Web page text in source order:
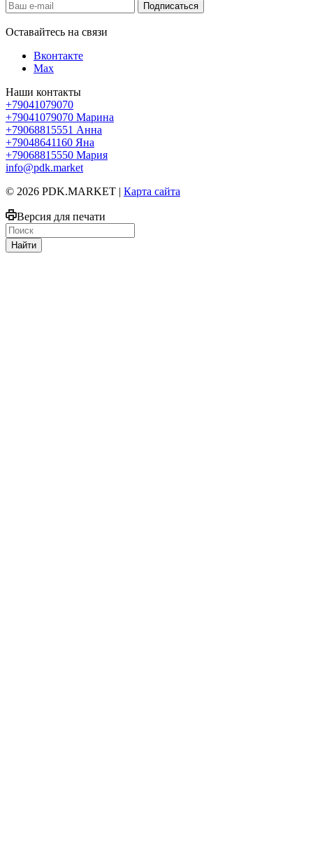
Оставайтесь на связи
Вконтакте
Max
Наши контакты
+79041079070
+79041079070 Марина
+79068815551 Анна
+79048641160 Яна
+79068815550 Мария
info@pdk.market
© 2026 PDK.MARKET | Карта сайта
Версия для печати
Найти